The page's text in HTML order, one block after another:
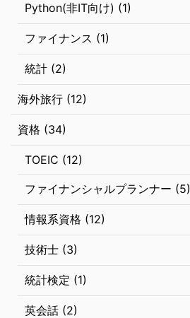
Python(非IT向け) (1)
ファイナンス (1)
統計 (2)
海外旅行 (12)
資格 (34)
TOEIC (12)
ファイナンシャルプランナー (5)
情報系資格 (12)
技術士 (3)
統計検定 (1)
英会話 (2)